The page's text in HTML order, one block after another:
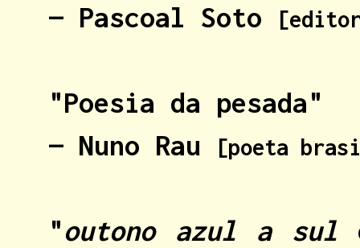
— Pascoal Soto
"Poesia da pesada"
— Nuno Rau
[poeta
"outono azul a sul